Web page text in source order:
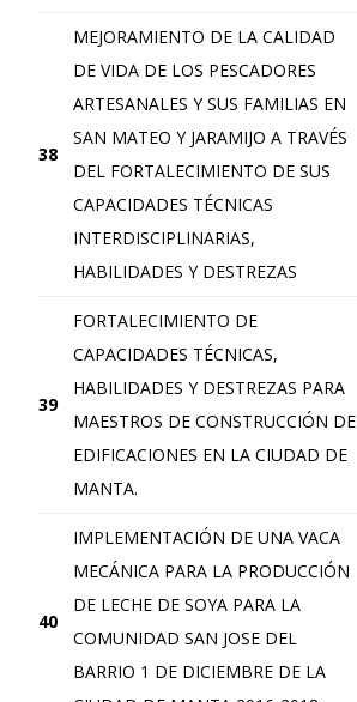
38
MEJORAMIENTO DE LA CALIDAD
DE VIDA DE LOS PESCADORES
ARTESANALES Y SUS FAMILIAS EN
SAN MATEO Y JARAMIJO A TRAVÉS
DEL FORTALECIMIENTO DE SUS
CAPACIDADES TÉCNICAS
INTERDISCIPLINARIAS,
HABILIDADES Y DESTREZAS
39
FORTALECIMIENTO DE
CAPACIDADES TÉCNICAS,
HABILIDADES Y DESTREZAS PARA
MAESTROS DE CONSTRUCCIÓN DE
EDIFICACIONES EN LA CIUDAD DE
MANTA.
40
IMPLEMENTACIÓN DE UNA VACA
MECÁNICA PARA LA PRODUCCIÓN
DE LECHE DE SOYA PARA LA
COMUNIDAD SAN JOSE DEL
BARRIO 1 DE DICIEMBRE DE LA